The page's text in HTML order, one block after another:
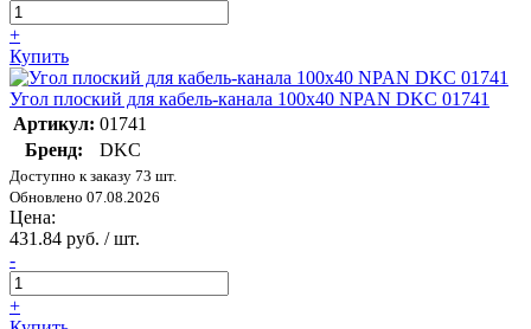
+
Купить
Угол плоский для кабель-канала 100х40 NPAN DKC 01741
Артикул: 01741
Бренд:
DKC
Доступно к заказу 73 шт.
Обновлено 07.08.2026
Цена:
431.84 руб. / шт.
-
+